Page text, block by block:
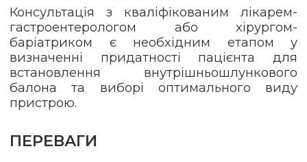
Консультація з кваліфікованим лікарем-
гастроентерологом або хірургом-
баріатриком є необхідним етапом у
визначенні придатності пацієнта для
встановлення внутрішньошлункового
балона та виборі оптимального виду
пристрою.
ПЕРЕВАГИ